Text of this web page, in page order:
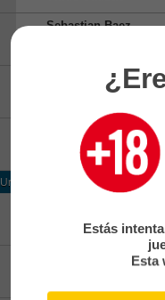
Sebastian Baez
Guido Justo
Zdenek Kolar
Joaquin Aguilar
Uruguay Montevideo Challenger-S
Rodrigo Pacheco
Marco Cecchinato
Estás
Esta